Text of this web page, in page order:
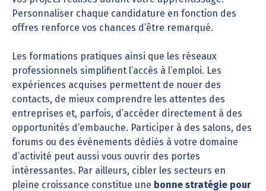
Personnaliser chaque candidature en fonction des
offres renforce vos chances d’être remarqué.
Les formations pratiques ainsi que les réseaux
professionnels simplifient l’accès à l’emploi. Les
expériences acquises permettent de nouer des
contacts, de mieux comprendre les attentes des
entreprises et, parfois, d’accéder directement à des
opportunités d’embauche. Participer à des salons, des
forums ou des événements dédiés à votre domaine
d’activité peut aussi vous ouvrir des portes
intéressantes. Par ailleurs, cibler les secteurs en
pleine croissance constitue une bonne stratégie pour